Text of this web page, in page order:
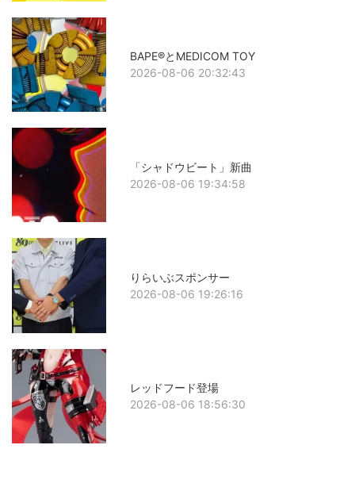
BAPE®とMEDICOM TOY
2026-08-06 20:32:43
「シャドウビート」新曲
2026-08-06 19:34:58
りらいぶスポンサー
2026-08-06 19:26:16
レッドフード登場
2026-08-06 18:56:30